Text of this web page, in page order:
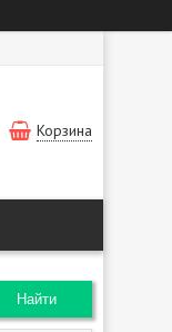
Корзина
Найти